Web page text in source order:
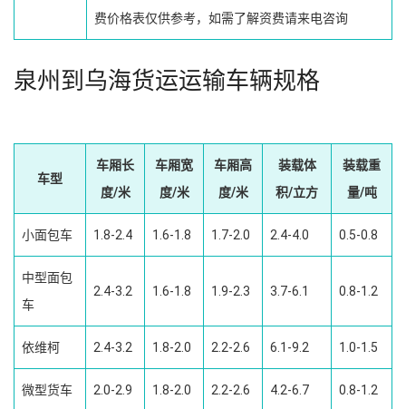
费价格表仅供参考，如需了解资费请来电咨询
泉州到乌海货运运输车辆规格
车型
车厢长
度/米
车厢宽
度/米
车厢高
度/米
装载体
积/立方
装载重
量/吨
小面包车 1.8-2.4 1.6-1.8 1.7-2.0 2.4-4.0 0.5-0.8
中型面包
车
2.4-3.2 1.6-1.8 1.9-2.3 3.7-6.1 0.8-1.2
依维柯 2.4-3.2 1.8-2.0 2.2-2.6 6.1-9.2 1.0-1.5
微型货车 2.0-2.9 1.8-2.0 2.2-2.6 4.2-6.7 0.8-1.2